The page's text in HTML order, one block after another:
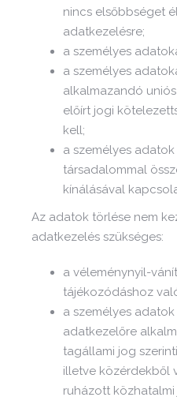
nincs elsőbbséget
adatkezelésre;
a személyes
a személyes
alkalmazandó
előírt jogi
kell;
a személyes
társadalommal
kínálásával
Az adatok törlése nem
adatkezelés szükséges:
a véleménynyil-
tájékozódáshoz
a személyes
adatkezelőre
tagállami jog
illetve közérdekből
ruházott